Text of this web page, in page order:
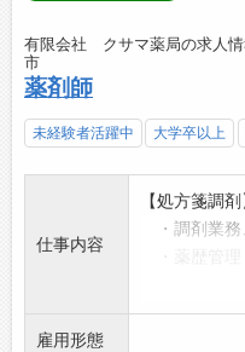
有限会社 クサマ薬局の求人
市
薬剤師
未経験者活躍中 大学卒以上
仕事内容
【処方箋調剤
・調剤業務
※パソコン
*勤務時間や
雇用形態